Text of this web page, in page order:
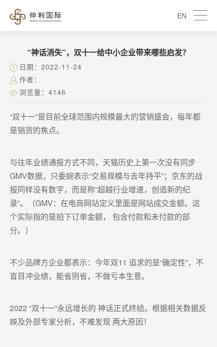
EN
“神话消失”，双十一给中小企业带来哪些启发？
日期：2022-11-24
作者：
浏览量：4146
“双十一”是目前全球范围内规模最大的营销盛会，每年都
是销货的焦点。
与往年业绩通报方式不同，天猫历史上第一次没有同步
GMV数据，只委婉表示“交易规模与去年持平”；京东的战
报同样没有数字，而是称“超越行业增速，创造新的纪
录”。（GMV：在电商网站定义里面是网站成交金额。这
个实际指的是拍下订单金额， 包含付款和未付款的部
分。）
不少品牌方企业都表示：今年双11 追求的是“确定性”，不
盲目冲业绩，能省则省，不做亏本生意。
2022 “双十一”永远增长的 神话正式终结。根据相关数据反
映及外部专家分析，不难发现 两大原因！